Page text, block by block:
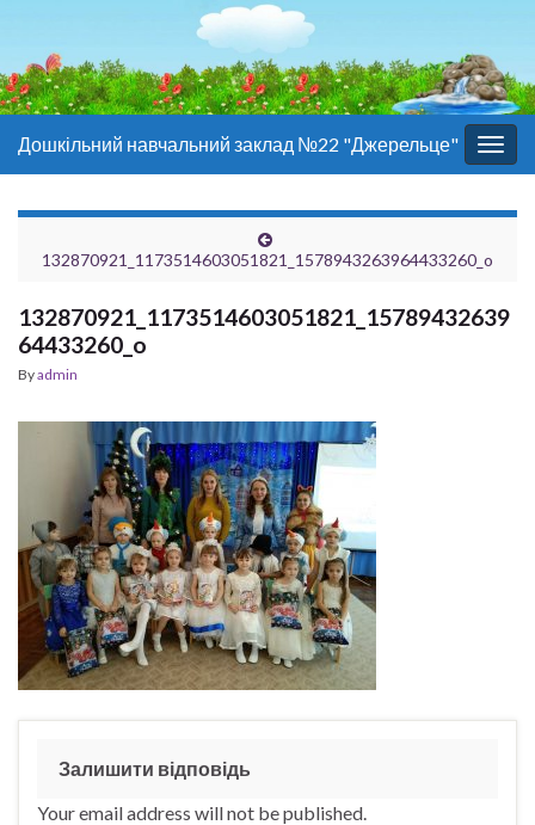
Дошкільний навчальний заклад №22 "Джерельце"
132870921_1173514603051821_1578943263964433260_o
132870921_1173514603051821_15789432639
64433260_o
Byadmin
Залишити відповідь
Your email address will not be published.